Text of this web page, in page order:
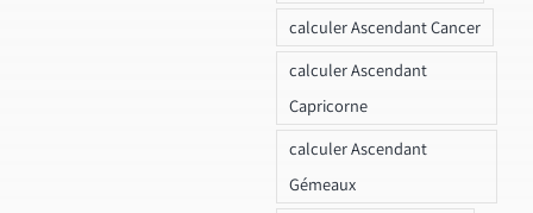
calculer Ascendant Cancer
calculer Ascendant
Capricorne
calculer Ascendant
Gémeaux